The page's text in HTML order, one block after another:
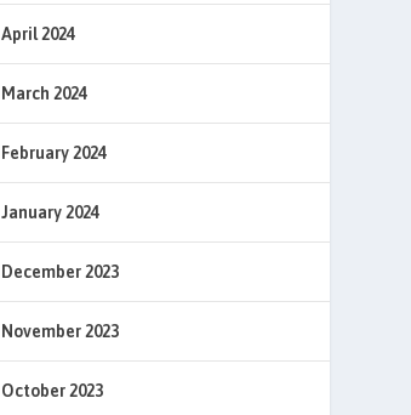
April 2024
March 2024
February 2024
January 2024
December 2023
November 2023
October 2023